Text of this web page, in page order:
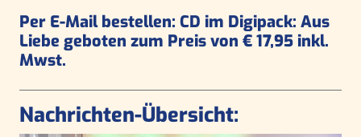
Per E-Mail bestellen: CD im Digipack: Aus
Liebe geboten zum Preis von € 17,95 inkl.
Mwst.
Nachrichten-Übersicht: